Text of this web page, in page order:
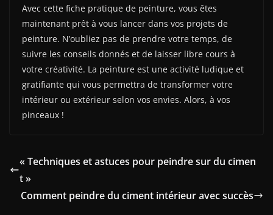
Avec cette fiche pratique de peinture, vous êtes
maintenant prêt à vous lancer dans vos projets de
peinture. N’oubliez pas de prendre votre temps, de
suivre les conseils donnés et de laisser libre cours à
votre créativité. La peinture est une activité ludique et
gratifiante qui vous permettra de transformer votre
intérieur ou extérieur selon vos envies. Alors, à vos
pinceaux !
« Techniques et astuces pour peindre sur du cimen
t »
Comment peindre du ciment intérieur avec succès